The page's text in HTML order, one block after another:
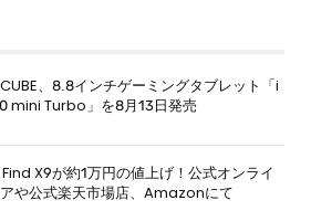
、8.8インチゲーミングタブレット「i
mini Turbo」を8月13日発売
X9が約1万円の値上げ！公式オンライ
や公式楽天市場店、Amazonにて